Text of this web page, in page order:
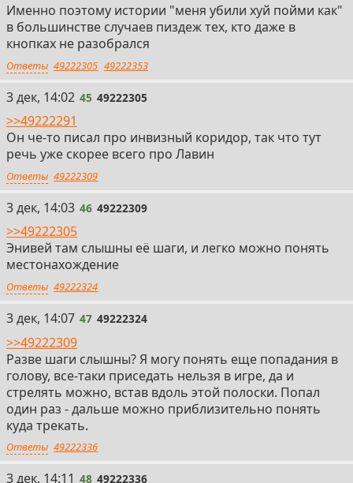
Именно поэтому истории "меня убили хуй пойми как"
в большинстве случаев пиздеж тех, кто даже в
кнопках не разобрался
Ответы 49222305 49222353
45
3 дек, 14:02 45 49222305
>>49222291
Он че-то писал про инвизный коридор, так что тут
речь уже скорее всего про Лавин
Ответы 49222309
46
3 дек, 14:03 46 49222309
>>49222305
Энивей там слышны её шаги, и легко можно понять
местонахождение
Ответы 49222324
47
3 дек, 14:07 47 49222324
>>49222309
Разве шаги слышны? Я могу понять еще попадания в
голову, все-таки приседать нельзя в игре, да и
стрелять можно, встав вдоль этой полоски. Попал
один раз - дальше можно приблизительно понять
куда трекать.
Ответы 49222336
48
3 дек, 14:11 48 49222336